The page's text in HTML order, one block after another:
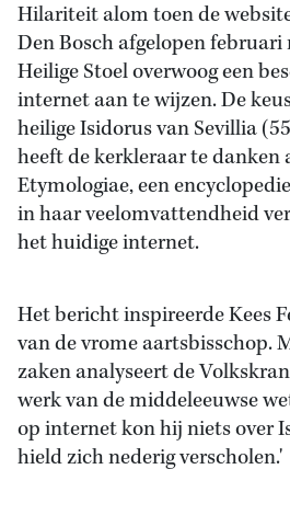
Hilariteit alom toen de
Den Bosch afgelopen
Heilige Stoel overwoog een
internet aan te wijzen. De
heilige Isidorus van Sevillia
heeft de kerkleraar te danken
Etymologiae, een
in haar veelomvattendheid
het huidige internet.
Het bericht inspireerde Kees
van de vrome aartsbisschop.
zaken analyseert de
werk van de middeleeuwse
op internet kon hij niets over
hield zich nederig verscholen.'